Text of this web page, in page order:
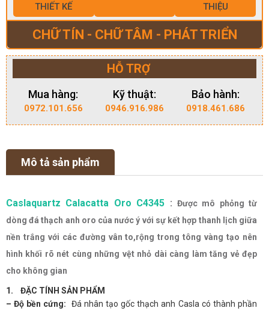
THIẾT KẾ
THIỆU
CHỮ TÍN - CHỮ TÂM - PHÁT TRIỂN
HỖ TRỢ
Mua hàng:
0972.101.656
Kỹ thuật:
0946.916.986
Bảo hành:
0918.461.686
Mô tả sản phẩm
Caslaquartz Calacatta Oro C4345 : Được mô phỏng từ
dòng đá thạch anh oro của nước ý với sự kết hợp thanh lịch giữa
nền trắng với các đường vân to,rộng trong tông vàng tạo nên
hình khối rõ nét cùng những vệt nhỏ dài càng làm tăng vẻ đẹp
cho không gian
1. ĐẶC TÍNH SẢN PHẨM
– Độ bền cứng: Đá nhân tạo gốc thạch anh Casla có thành phần